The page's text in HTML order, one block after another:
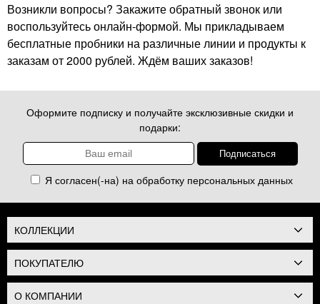
Возникли вопросы? Закажите обратный звонок или
воспользуйтесь онлайн-формой. Мы прикладываем
бесплатные пробники на различные линии и продукты к
заказам от 2000 рублей. Ждём ваших заказов!
Оформите подписку и получайте эксклюзивные скидки и
подарки:
Я согласен(-на) на обработку персональных данных
КОЛЛЕКЦИИ
ПОКУПАТЕЛЮ
О КОМПАНИИ